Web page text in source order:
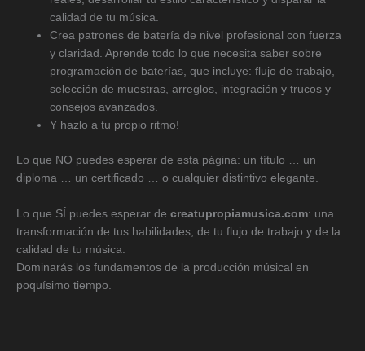
calidad de tu música.
Crea patrones de batería de nivel profesional con fuerza
y claridad. Aprende todo lo que necesita saber sobre
programación de baterías, que incluye: flujo de trabajo,
selección de muestras, arreglos, integración y trucos y
consejos avanzados.
Y hazlo a tu propio ritmo!
Lo que NO puedes esperar de esta página: un título … un
diploma … un certificado … o cualquier distintivo elegante.
Lo que SÍ puedes esperar de creatupropiamusica.com: una
transformación de tus habilidades, de tu flujo de trabajo y de la
calidad de tu música.
Dominarás los fundamentos de la producción músical en
poquísimo tiempo.